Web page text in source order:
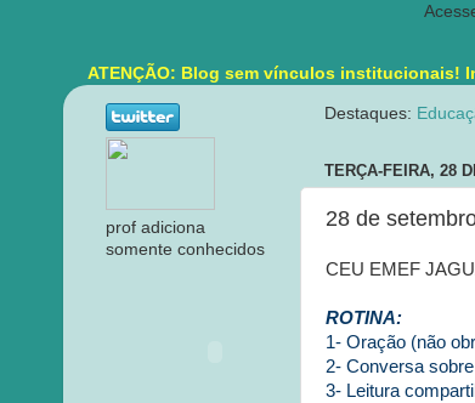
ATENÇÃO: Blog sem vínculos institucionais!
Destaques:
TERÇA-FEIRA, 28
28 de
CEU EMEF
ROTINA:
1- Oração (não
2- Conversa
3- Leitura
prof adiciona
somente conhecidos